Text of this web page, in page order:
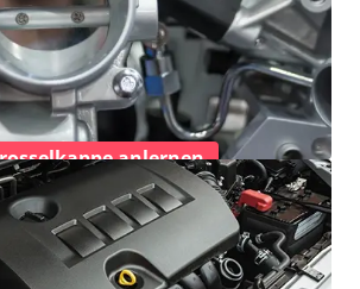
anlernen